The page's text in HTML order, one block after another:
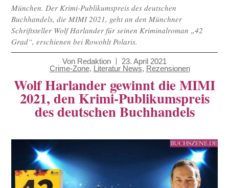
München. Der Krimi-Publikumspreis des deutschen
Buchhandels, die MIMI 2021, geht an den Münchner
Schriftsteller Wolf Harlander für seinen Kriminalroman „42
Grad“, erschienen bei Rowohlt Polaris.
Von Redaktion
23. April 2021
Crime-Zone, Literatur News, Rezensionen
Wolf Harlander gewinnt die MIMI
2021, den Krimi-Publikumspreis
des deutschen Buchhandels